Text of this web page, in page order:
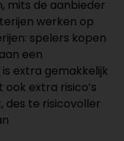
mits de aanbieder
werken op
spelers kopen
een
extra gemakkelijk
extra risico’s
des te risicovoller